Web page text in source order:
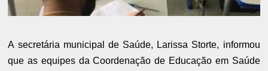
A secretária municipal de Saúde, Larissa Storte, informou
que as equipes da Coordenação de Educação em Saúde